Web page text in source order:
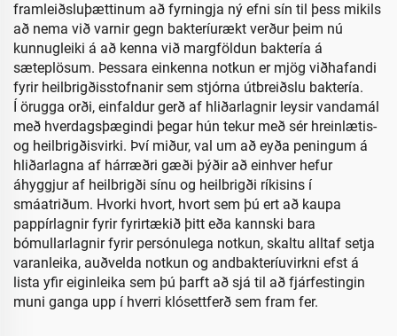
framleiðsluþættinum að fyrningja ný efni sín til þess mikils
að nema við varnir gegn bakteríurækt verður þeim nú
kunnugleiki á að kenna við margföldun baktería á
sæteplösum. Þessara einkenna notkun er mjög viðhafandi
fyrir heilbrigðisstofnanir sem stjórna útbreiðslu baktería.
Í örugga orði, einfaldur gerð af hliðarlagnir leysir vandamál
með hverdagsþægindi þegar hún tekur með sér hreinlætis-
og heilbrigðisvirki. Því miður, val um að eyða peningum á
hliðarlagna af hárræðri gæði þýðir að einhver hefur
áhyggjur af heilbrigði sínu og heilbrigði ríkisins í
smáatriðum. Hvorki hvort, hvort sem þú ert að kaupa
pappírlagnir fyrir fyrirtækið þitt eða kannski bara
bómullarlagnir fyrir persónulega notkun, skaltu alltaf setja
varanleika, auðvelda notkun og andbakteríuvirkni efst á
lista yfir eiginleika sem þú þarft að sjá til að fjárfestingin
muni ganga upp í hverri klósettferð sem fram fer.